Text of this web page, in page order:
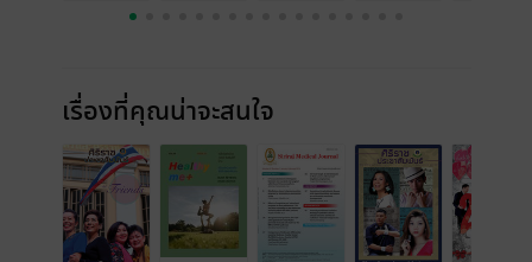
เรื่องที่คุณน่าจะสนใจ